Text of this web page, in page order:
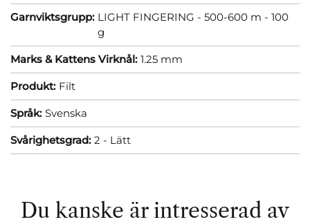
Garnviktsgrupp: LIGHT FINGERING - 500-600 m - 100
g
Marks & Kattens Virknål: 1.25 mm
Produkt: Filt
Språk: Svenska
Svårighetsgrad: 2 - Lätt
Du kanske är intresserad av